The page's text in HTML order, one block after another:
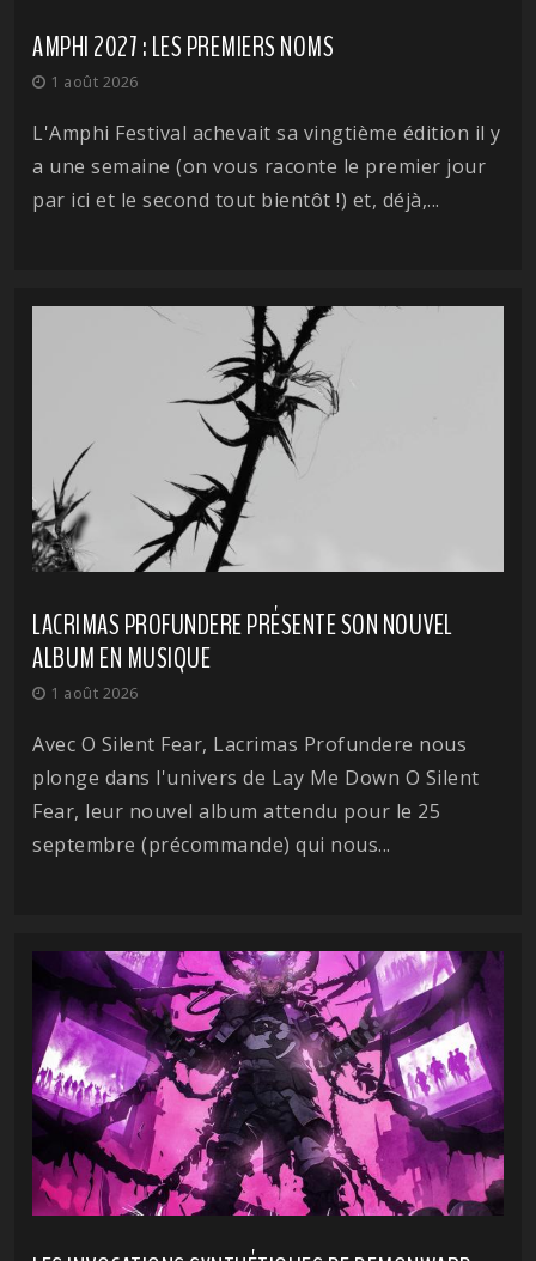
AMPHI 2027 : LES PREMIERS NOMS
1 août 2026
L'Amphi Festival achevait sa vingtième édition il y
a une semaine (on vous raconte le premier jour
par ici et le second tout bientôt !) et, déjà,...
LACRIMAS PROFUNDERE PRÉSENTE SON NOUVEL
ALBUM EN MUSIQUE
1 août 2026
Avec O Silent Fear, Lacrimas Profundere nous
plonge dans l'univers de Lay Me Down O Silent
Fear, leur nouvel album attendu pour le 25
septembre (précommande) qui nous...